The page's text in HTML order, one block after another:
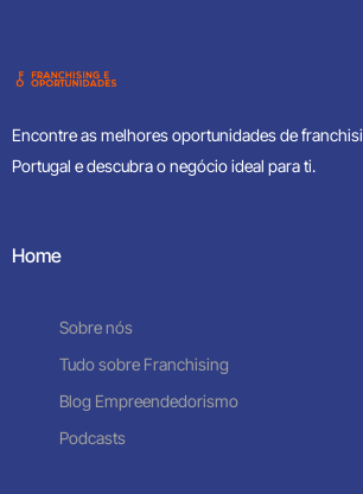
Encontre as melhores oportunidades de
Portugal e descubra o negócio ideal para ti.
Home
Sobre nós
Tudo sobre Franchising
Blog Empreendedorismo
Podcasts